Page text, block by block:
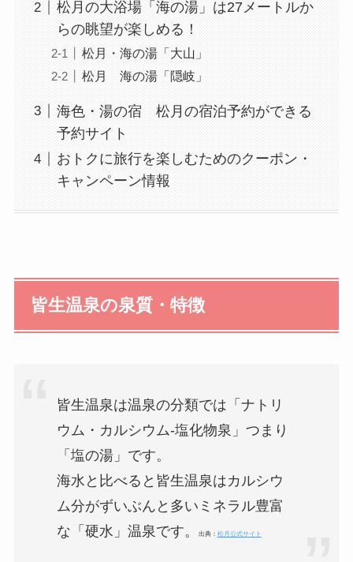
松月の大浴場「海の湯」は27メートルか
らの眺望が楽しめる！
松月・海の湯「大山」
松月 海の湯「隠岐」
海色・湯の宿 松月の宿泊予約ができる
予約サイト
おトクに旅行を楽しむためのクーポン・
キャンペーン情報
皆生温泉の泉質・特徴
皆生温泉は温泉の分類では「ナトリ
ウム・カルシウム-塩化物泉」つまり
「塩の湯」です。
海水と比べると皆生温泉はカルシウ
ム分がずいぶんと多いミネラル豊富
な「硬水」温泉です。
出典： 松月公式サイト